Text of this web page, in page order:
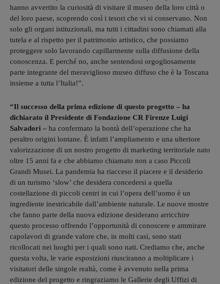
hanno avvertito la curiosità di visitare il museo della loro città o
del loro paese, scoprendo così i tesori che vi si conservano. Non
solo gli organi istituzionali, ma tutti i cittadini sono chiamati alla
tutela e al rispetto per il patrimonio artistico, che possiamo
proteggere solo lavorando capillarmente sulla diffusione della
conoscenza. E perché no, anche sentendosi orgogliosamente
parte integrante del meraviglioso museo diffuso che è la Toscana
insieme a tutta l’Italia!”.
“Il successo della prima edizione di questo progetto – ha
dichiarato il Presidente di Fondazione CR Firenze Luigi
Salvadori – ha confermato la bontà dell’operazione che ha
peraltro origini lontane. È infatti l’ampliamento e una ulteriore
valorizzazione di un nostro progetto di marketing territoriale nato
oltre 15 anni fa e che abbiamo chiamato non a caso Piccoli
Grandi Musei. La pandemia ha riacceso il piacere e il desiderio
di un turismo ‘slow’ che desidera concedersi a quella
costellazione di piccoli centri in cui l’opera dell’uomo è un
ingrediente inestricabile dall’ambiente naturale. Le nuove mostre
che fanno parte della nuova edizione desiderano arricchire
questo processo offrendo l’opportunità di conoscere e ammirare
capolavori di grande valore che, in molti casi, sono stati
ricollocati nei luoghi per i quali sono nati. Crediamo che, anche
questa volta, le varie esposizioni riusciranno a moltiplicare i
visitatori delle singole realtà, come è avvenuto nella prima
edizione del progetto e ringraziamo le Gallerie degli Uffizi di